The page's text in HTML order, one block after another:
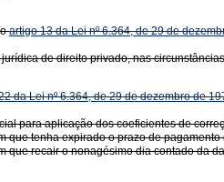
artigo 13 da Lei nº 6.364, de 29 de
jurídica de direito privado, nas
da Lei nº 6.364, de 29 de dezembro de
para aplicação dos coeficientes de
que tenha expirado o prazo de
que recair o nonagésimo dia contado da